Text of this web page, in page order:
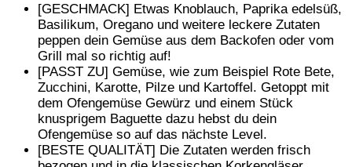
[GESCHMACK] Etwas Knoblauch, Paprika edelsüß,
Basilikum, Oregano und weitere leckere Zutaten
peppen dein Gemüse aus dem Backofen oder vom
Grill mal so richtig auf!
[PASST ZU] Gemüse, wie zum Beispiel Rote Bete,
Zucchini, Karotte, Pilze und Kartoffel. Getoppt mit
dem Ofengemüse Gewürz und einem Stück
knusprigem Baguette dazu hebst du dein
Ofengemüse so auf das nächste Level.
[BESTE QUALITÄT] Die Zutaten werden frisch